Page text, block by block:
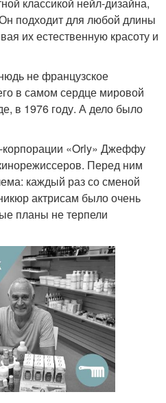
классикой нейл-дизайна,
подходит для любой длины
их естественную красоту и
не французское
в самом сердце мировой
в 1976 году. А дело было
корпорации «Orly» Джеффу
Перед ним
каждый раз со сменой
актрисам было очень
планы не терпели